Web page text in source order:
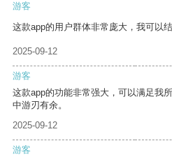
游客
这款app的用户群体非常庞大，我可以
2025-09-12
游客
这款app的功能非常强大，可以满足我
中游刃有余。
2025-09-12
游客